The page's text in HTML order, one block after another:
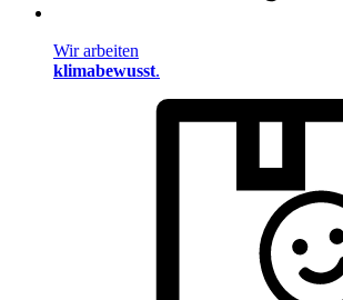
Wir arbeiten
klimabewusst.